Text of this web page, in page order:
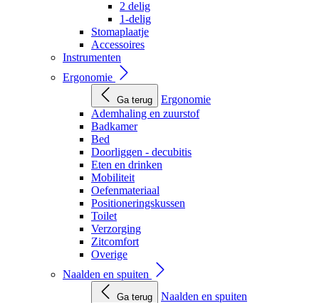
2 delig
1-delig
Stomaplaatje
Accessoires
Instrumenten
Ergonomie
Ga terug
Ergonomie
Ademhaling en zuurstof
Badkamer
Bed
Doorliggen - decubitis
Eten en drinken
Mobiliteit
Oefenmateriaal
Positioneringskussen
Toilet
Verzorging
Zitcomfort
Overige
Naalden en spuiten
Ga terug
Naalden en spuiten